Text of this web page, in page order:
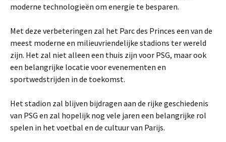
moderne technologieën om energie te besparen.
Met deze verbeteringen zal het Parc des Princes een van de
meest moderne en milieuvriendelijke stadions ter wereld
zijn. Het zal niet alleen een thuis zijn voor PSG, maar ook
een belangrijke locatie voor evenementen en
sportwedstrijden in de toekomst.
Het stadion zal blijven bijdragen aan de rijke geschiedenis
van PSG en zal hopelijk nog vele jaren een belangrijke rol
spelen in het voetbal en de cultuur van Parijs.